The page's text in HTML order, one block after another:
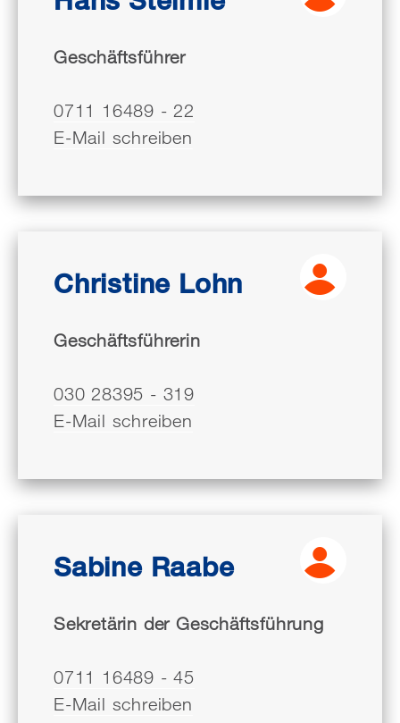
Geschäftsführer
0711 16489 - 22
E-Mail schreiben
Christine Lohn
Geschäftsführerin
030 28395 - 319
E-Mail schreiben
Sabine Raabe
Sekretärin der Geschäftsführung
0711 16489 - 45
E-Mail schreiben